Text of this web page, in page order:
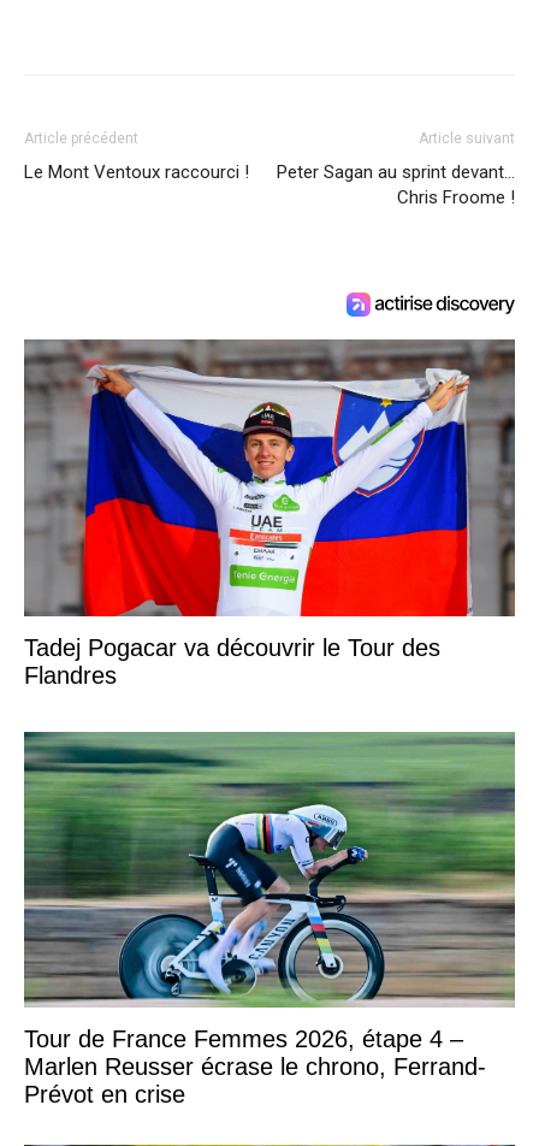
Article précédent
Le Mont Ventoux raccourci !
Article suivant
Peter Sagan au sprint devant…
Chris Froome !
Tadej Pogacar va découvrir le Tour des
Flandres
Tour de France Femmes 2026, étape 4 –
Marlen Reusser écrase le chrono, Ferrand-
Prévot en crise